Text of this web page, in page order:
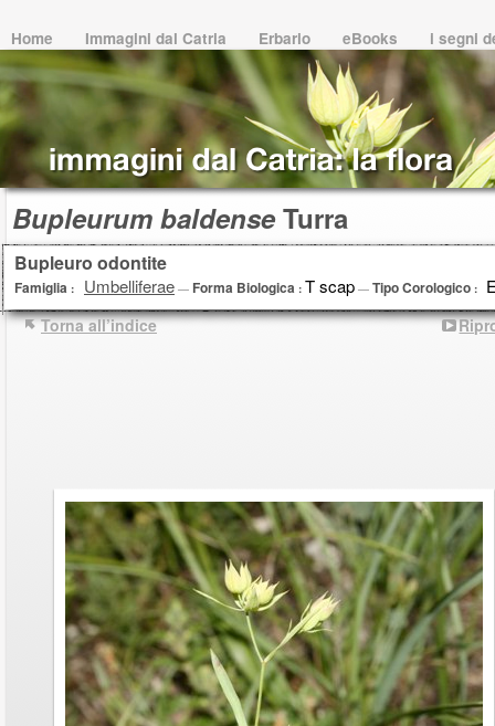
Home Immagini dal Catria Erbario eBooks i segni
Bupleuro odontite
Famiglia : Umbelliferae — Forma Biologica : T scap — Tipo Corologico :
Torna all’indice
Bupleurum baldenseTurra